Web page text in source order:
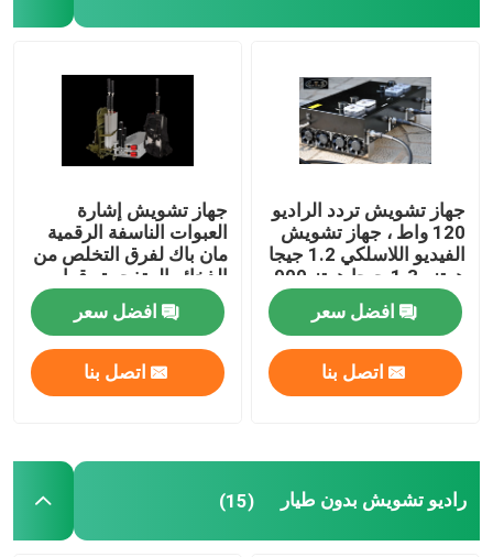
جهاز تشويش تردد الراديو
120 واط ، جهاز تشويش
الفيديو اللاسلكي 1.2 جيجا
هرتز -1.3 جيجا هرتز 900
ميجا هرتز
افضل سعر
اتصل بنا
جهاز تشويش إشارة
العبوات الناسفة الرقمية
مان باك لفرق التخلص من
الذخائر المتفجرة وقوات
مكافحة الإرهاب
افضل سعر
اتصل بنا
راديو تشويش بدون طيار (15)